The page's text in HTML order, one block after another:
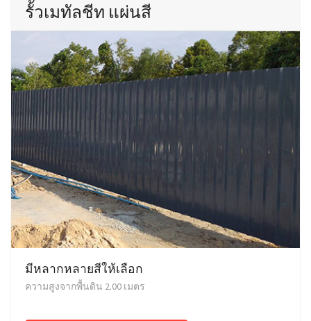
รั้วเมทัลชีท แผ่นสี
มีหลากหลายสีให้เลือก
ความสูงจากพื้นดิน 2.00 เมตร